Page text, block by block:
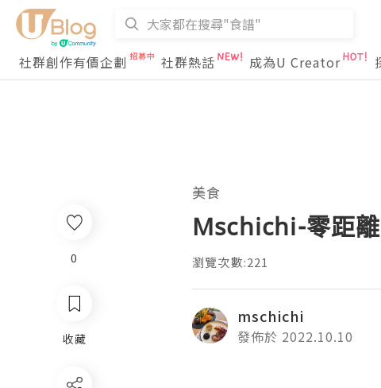
社群創作有價企劃
社群熱話 成為U Creator
美食
Mschichi-零距
瀏覽次數:221
mschichi
發佈於 2022.10.10
0
收藏